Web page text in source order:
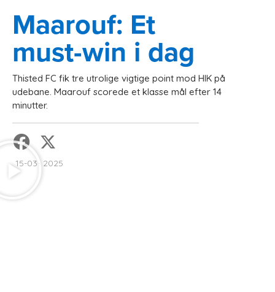
Maarouf: Et
must-win i dag
Thisted FC fik tre utrolige vigtige point mod HIK på
udebane. Maarouf scorede et klasse mål efter 14
minutter.
15-03- 2025